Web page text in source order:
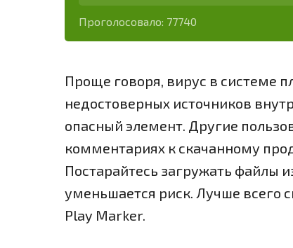
Проголосовало: 77740
Проще говоря, вирус в системе
недостоверных источников
опасный элемент. Другие
комментариях к скачанному
Постарайтесь загружать файлы
уменьшается риск. Лучше всего
Play Marker.